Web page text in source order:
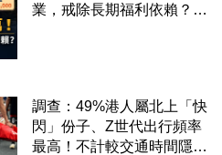
業，戒除長期福利依賴？鄧
調查：49%港人屬北上「快
閃」份子、Z世代出行頻率
最高！不計較交通時間隱形